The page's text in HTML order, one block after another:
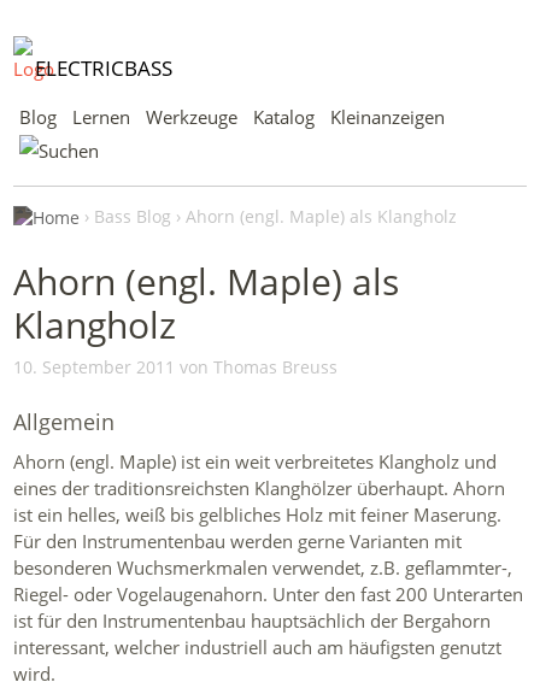
ELECTRICBASS
Blog Lernen Werkzeuge Katalog Kleinanzeigen
Bass Blog Ahorn (engl. Maple) als Klangholz
Ahorn (engl. Maple) als
Klangholz
10. September 2011 von Thomas Breuss
Allgemein
Ahorn (engl. Maple) ist ein weit verbreitetes Klangholz und
eines der traditionsreichsten Klanghölzer überhaupt. Ahorn
ist ein helles, weiß bis gelbliches Holz mit feiner Maserung.
Für den Instrumentenbau werden gerne Varianten mit
besonderen Wuchsmerkmalen verwendet, z.B. geflammter-,
Riegel- oder Vogelaugenahorn. Unter den fast 200 Unterarten
ist für den Instrumentenbau hauptsächlich der Bergahorn
interessant, welcher industriell auch am häufigsten genutzt
wird.